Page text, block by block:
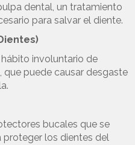
dental, un tratamiento
para salvar el diente.
involuntario de
que puede causar desgaste
bucales que se
proteger los dientes del